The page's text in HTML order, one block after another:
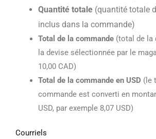
Quantité totale(quantité totale
inclus dans la commande)
Total de la commande(total de la
la devise sélectionnée par le
10,00 CAD)
Total de la commande en USD (le
commande est converti en
USD, par exemple 8,07 USD)
Courriels